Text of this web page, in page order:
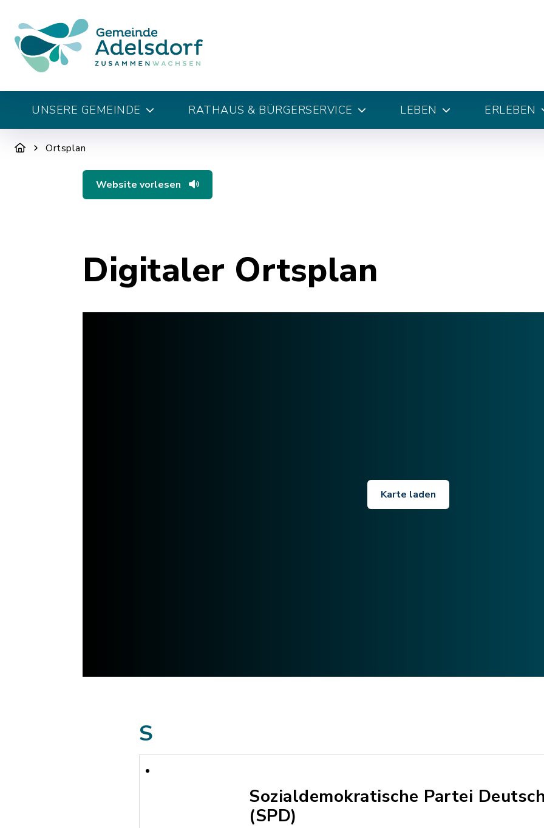
UNSERE GEMEINDE RATHAUS & BÜRGERSERVICE LEBEN ERLEBEN
Ortsplan
Website vorlesen
Digitaler Ortsplan
Karte laden
S
Sozialdemokratische Partei
(SPD)